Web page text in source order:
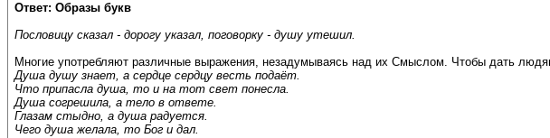
Ответ: Образы букв
Пословицу сказал - дорогу указал, поговорку - душу утешил.
Многие употребляют различные выражения, незадумываясь над их Смыслом. Чтобы дать
Душа душу знает, а сердце сердцу весть подаёт.
Что припасла душа, то и на тот свет понесла.
Душа согрешила, а тело в ответе.
Глазам стыдно, а душа радуется.
Чего душа желала, то Бог и дал.